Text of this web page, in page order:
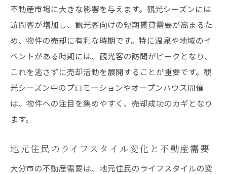
新しいインフラプロジェクトの影響
交通網の発展と物件価値の関係
住みやすさ向上による需要増
インフラ投資が不動産価格に与える影響
地域の開発計画と売却タイミング
新たなインフラを活用した売却手法
信頼できるエージェントの選び方
エージェントを通じた市場情報の取得
不動産市場に大きな影響を与えます。観光シーズンには
訪問客が増加し、観光客向けの短期賃貸需要が高まるた
め、物件の売却に有利な時期です。特に温泉や地域のイ
ベントがある時期には、観光客の訪問がピークとなり、
これを逃さずに売却活動を展開することが重要です。観
光シーズン中のプロモーションやオープンハウス開催
は、物件への注目を集めやすく、売却成功のカギとなり
ます。
地元住民のライフスタイル変化と不動産需要
大分市の不動産需要は、地元住民のライフスタイルの変